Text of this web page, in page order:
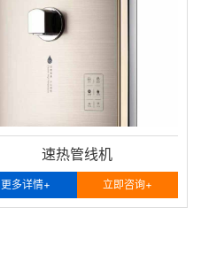
速热管线机
更多详情+ 立即咨询+